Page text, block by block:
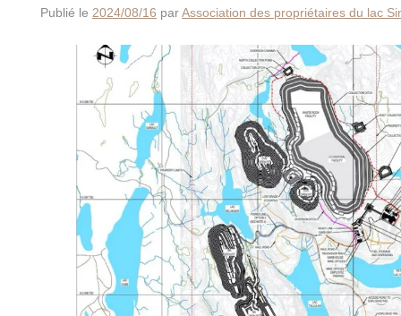
Publié le 2024/08/16 parAssociation des propriétaires du lac